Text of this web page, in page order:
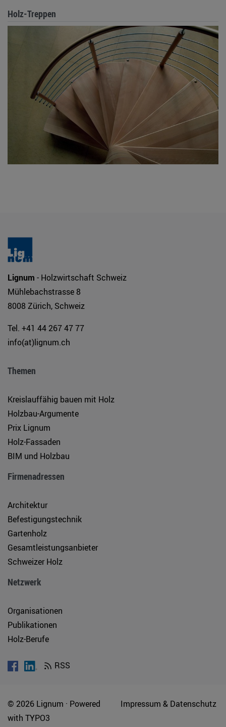
Holz-Treppen
Lignum - Holzwirtschaft Schweiz
Mühlebachstrasse 8
8008 Zürich, Schweiz
Tel. +41 44 267 47 77
info(at)lignum.ch
Themen
Kreislauffähig bauen mit Holz
Holzbau-Argumente
Prix Lignum
Holz-Fassaden
BIM und Holzbau
Firmenadressen
Architektur
Befestigungstechnik
Gartenholz
Gesamtleistungsanbieter
Schweizer Holz
Netzwerk
Organisationen
Publikationen
Holz-Berufe
RSS
© 2026 Lignum · Powered
with TYPO3
Impressum & Datenschutz